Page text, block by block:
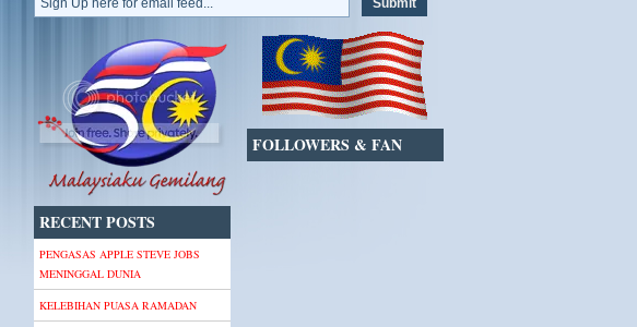
RECENT POSTS
PENGASAS APPLE STEVE JOBS
MENINGGAL DUNIA
KELEBIHAN PUASA RAMADAN
FOLLOWERS & FAN